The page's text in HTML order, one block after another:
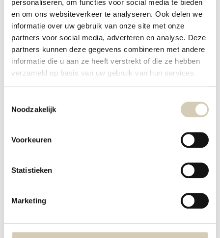
personaliseren, om functies voor social media te bieden
en om ons websiteverkeer te analyseren. Ook delen we
informatie over uw gebruik van onze site met onze
partners voor social media, adverteren en analyse. Deze
partners kunnen deze gegevens combineren met andere
informatie die u aan ze heeft verstrekt of die ze hebben
verzameld op basis van uw gebruik van hun services.
Noodzakelijk
Voorkeuren
Statistieken
Marketing
Bereidingstijd 20 minuten • oventijd 45-60 minuten • wachttijd 1 uur + 15
Benodigdheden gebakken cheesecake:
oven
taartvorm
bakpapier
Ingrediënten gebakken cheesecake:
300 g BioToday
600 g silken tofu
55 g bloem
Voor de topping: